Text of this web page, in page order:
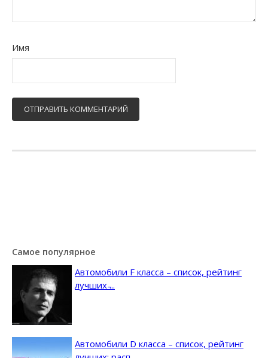
Имя
Самое популярное
Автомобили F класса – список, рейтинг
лучших ̵...
Автомобили D класса – список, рейтинг